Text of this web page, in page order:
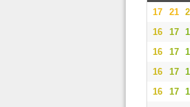
17
21
16
17
16
17
16
17
16
17